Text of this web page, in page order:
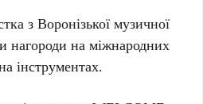
з Воронізької музичної
нагороди на міжнародних
інструментах.